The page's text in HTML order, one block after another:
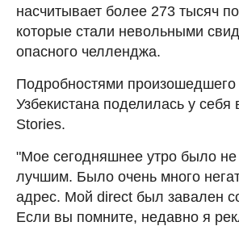
насчитывает более 273 тысяч
которые стали невольными
опасного челленджа.
Подробностями произошедшего
Узбекистана поделилась у себя
Stories.
"Мое сегодняшнее утро было
лучшим. Было очень много
адрес. Мой direct был завален
Если вы помните, недавно я